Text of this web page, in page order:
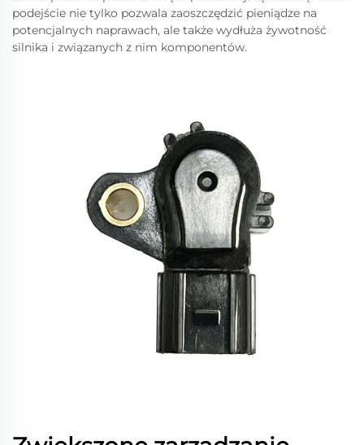
podejście nie tylko pozwala zaoszczędzić pieniądze na
potencjalnych naprawach, ale także wydłuża żywotność
silnika i związanych z nim komponentów.